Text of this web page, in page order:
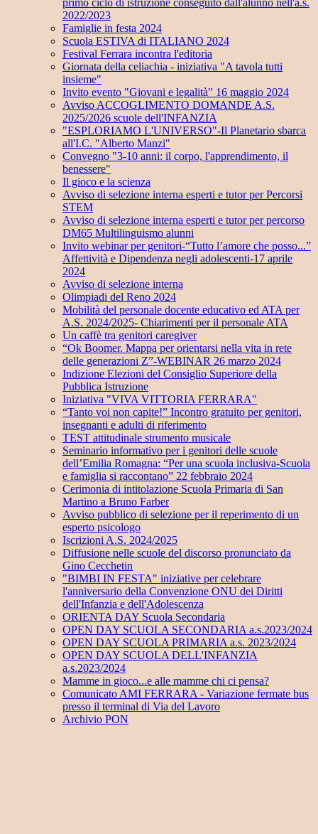
primo ciclo di istruzione conseguito dall'alunno nell'a.s.
2022/2023
Famiglie in festa 2024
Scuola ESTIVA di ITALIANO 2024
Festival Ferrara incontra l'editoria
Giornata della celiachia - iniziativa "A tavola tutti
insieme"
Invito evento "Giovani e legalità" 16 maggio 2024
Avviso ACCOGLIMENTO DOMANDE A.S.
2025/2026 scuole dell'INFANZIA
"ESPLORIAMO L'UNIVERSO"-Il Planetario sbarca
all'I.C. "Alberto Manzi"
Convegno "3-10 anni: il corpo, l'apprendimento, il
benessere"
Il gioco e la scienza
Avviso di selezione interna esperti e tutor per Percorsi
STEM
Avviso di selezione interna esperti e tutor per percorso
DM65 Multilinguismo alunni
Invito webinar per genitori-“Tutto l’amore che posso...”
Affettività e Dipendenza negli adolescenti-17 aprile
2024
Avviso di selezione interna
Olimpiadi del Reno 2024
Mobilità del personale docente educativo ed ATA per
A.S. 2024/2025- Chiarimenti per il personale ATA
Un caffè tra genitori caregiver
“Ok Boomer. Mappa per orientarsi nella vita in rete
delle generazioni Z”-WEBINAR 26 marzo 2024
Indizione Elezioni del Consiglio Superiore della
Pubblica Istruzione
Iniziativa "VIVA VITTORIA FERRARA"
“Tanto voi non capite!” Incontro gratuito per genitori,
insegnanti e adulti di riferimento
TEST attitudinale strumento musicale
Seminario informativo per i genitori delle scuole
dell’Emilia Romagna: “Per una scuola inclusiva-Scuola
e famiglia si raccontano” 22 febbraio 2024
Cerimonia di intitolazione Scuola Primaria di San
Martino a Bruno Farber
Avviso pubblico di selezione per il reperimento di un
esperto psicologo
Iscrizioni A.S. 2024/2025
Diffusione nelle scuole del discorso pronunciato da
Gino Cecchetin
"BIMBI IN FESTA" iniziative per celebrare
l'anniversario della Convenzione ONU dei Diritti
dell'Infanzia e dell'Adolescenza
ORIENTA DAY Scuola Secondaria
OPEN DAY SCUOLA SECONDARIA a.s.2023/2024
OPEN DAY SCUOLA PRIMARIA a.s. 2023/2024
OPEN DAY SCUOLA DELL'INFANZIA
a.s.2023/2024
Mamme in gioco...e alle mamme chi ci pensa?
Comunicato AMI FERRARA - Variazione fermate bus
presso il terminal di Via del Lavoro
Archivio PON